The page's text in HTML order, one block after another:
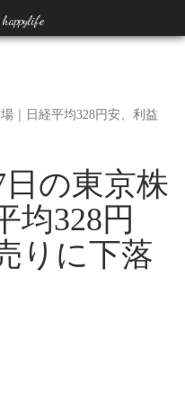
｜日経平均328円安、利益
日の東京株
均328円
りに下落